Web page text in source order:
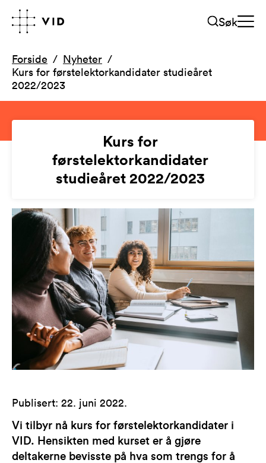
Søk
Forside
Nyheter
Kurs for førstelektorkandidater studieåret
2022/2023
Kurs for
førstelektorkandidater
studieåret 2022/2023
Publisert: 22. juni 2022.
Vi tilbyr nå kurs for førstelektorkandidater i
VID. Hensikten med kurset er å gjøre
deltakerne bevisste på hva som trengs for å